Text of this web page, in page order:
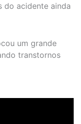
do acidente ainda
um grande
transtornos